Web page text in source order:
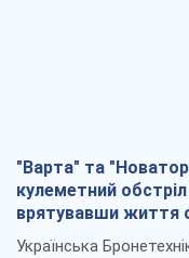
"Варта" та
кулеметний
врятувавши життя
Українська